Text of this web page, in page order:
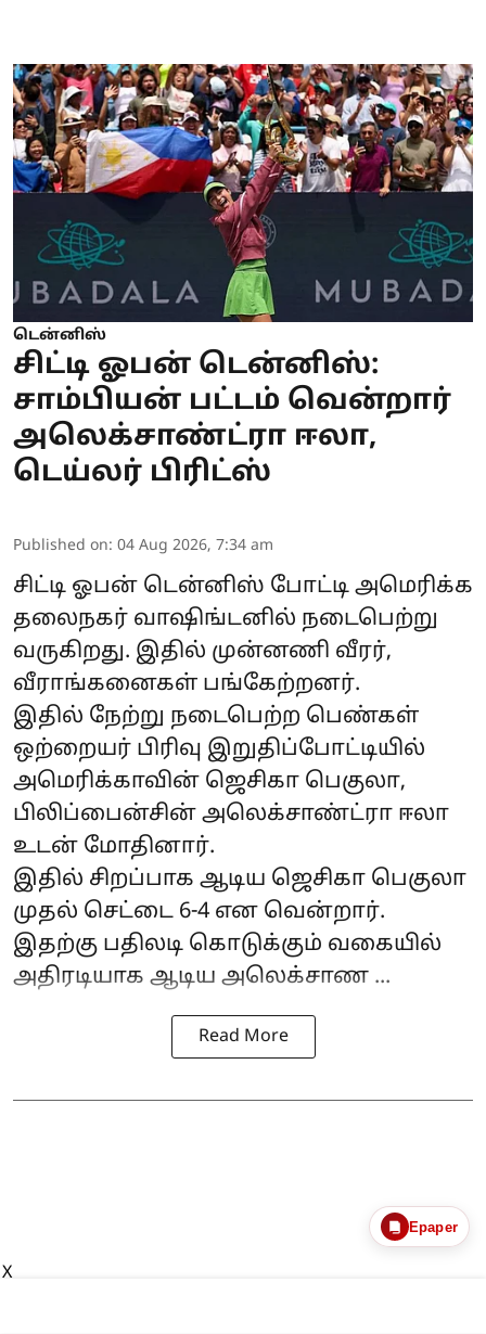
டென்னிஸ்
சிட்டி ஓபன் டென்னிஸ்:
சாம்பியன் பட்டம் வென்றார்
அலெக்சாண்ட்ரா ஈலா,
டெய்லர் பிரிட்ஸ்
Published on: 04 Aug 2026, 7:34 am
சிட்டி ஓபன் டென்னிஸ் போட்டி அமெரிக்க
தலைநகர் வாஷிங்டனில் நடைபெற்று
வருகிறது. இதில் முன்னணி வீரர்,
வீராங்கனைகள் பங்கேற்றனர்.
இதில் நேற்று நடைபெற்ற பெண்கள்
ஒற்றையர் பிரிவு இறுதிப்போட்டியில்
அமெரிக்காவின் ஜெசிகா பெகுலா,
பிலிப்பைன்சின் அலெக்சாண்ட்ரா ஈலா
உடன் மோதினார்.
இதில் சிறப்பாக ஆடிய ஜெசிகா பெகுலா
முதல் செட்டை 6-4 என வென்றார்.
இதற்கு பதிலடி கொடுக்கும் வகையில்
அதிரடியாக ஆடிய அலெக்சாண ...
Read More
Epaper
X